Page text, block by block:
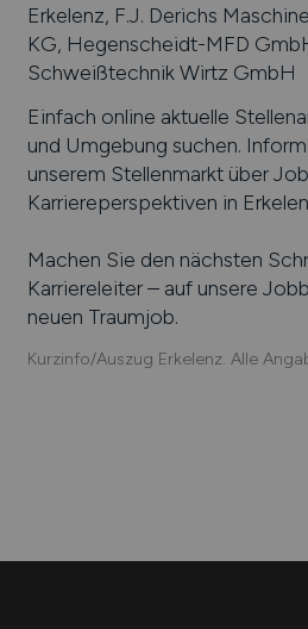
Erkelenz, F.J. Derichs
KG, Hegenscheidt-MFD
Schweißtechnik Wirtz GmbH
Einfach online aktuelle
und Umgebung suchen.
unserem Stellenmarkt über
Karriereperspektiven in
Machen Sie den nächsten
Karriereleiter – auf unsere
neuen Traumjob.
Kurzinfo/Auszug Erkelenz. Alle